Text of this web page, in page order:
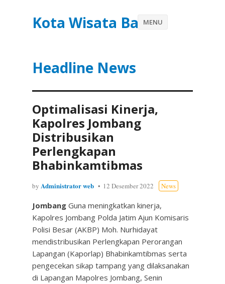
Kota Wisata Batu
Headline News
MENU
Optimalisasi Kinerja,
Kapolres Jombang
Distribusikan
Perlengkapan
Bhabinkamtibmas
by Administrator web 12 Desember 2022 News
Jombang Guna meningkatkan kinerja,
Kapolres Jombang Polda Jatim Ajun Komisaris
Polisi Besar (AKBP) Moh. Nurhidayat
mendistribusikan Perlengkapan Perorangan
Lapangan (Kaporlap) Bhabinkamtibmas serta
pengecekan sikap tampang yang dilaksanakan
di Lapangan Mapolres Jombang, Senin